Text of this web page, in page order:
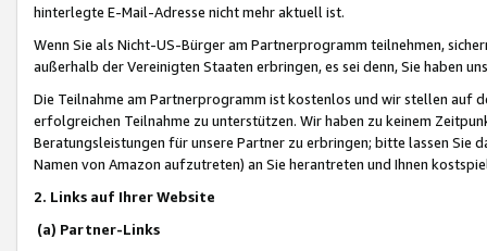
hinterlegte E-Mail-Adresse nicht mehr aktuell ist.
Wenn Sie als Nicht-US-Bürger am Partnerprogramm teilnehmen,
außerhalb der Vereinigten Staaten erbringen, es sei denn, Sie haben
Die Teilnahme am Partnerprogramm ist kostenlos und wir stellen auf
erfolgreichen Teilnahme zu unterstützen. Wir haben zu keinem
Beratungsleistungen für unsere Partner zu erbringen; bitte lassen Sie
Namen von Amazon aufzutreten) an Sie herantreten und Ihnen
2. Links auf Ihrer Website
(a) Partner-Links